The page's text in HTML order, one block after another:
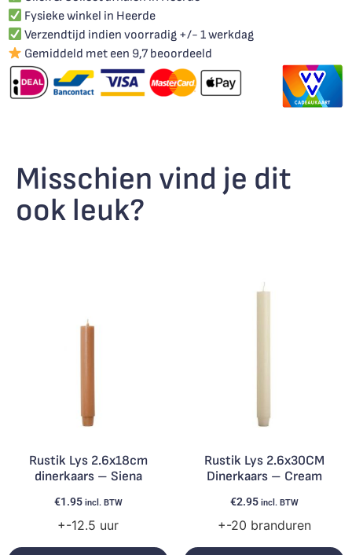
Fysieke winkel in Heerde
Verzendtijd indien voorradig +/- 1 werkdag
Gemiddeld met een 9,7 beoordeeld
Misschien vind je dit
ook leuk?
Rustik Lys 2.6x18cm
dinerkaars – Siena
€1.95 incl. BTW
+-12.5 uur
Rustik Lys 2.6x30CM
Dinerkaars – Cream
€2.95 incl. BTW
+-20 branduren